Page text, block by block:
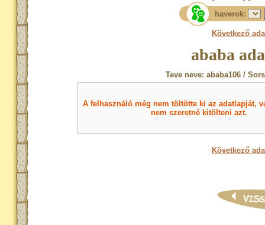
haverok:
Következő
ababa
Teve neve: ababa106 /
A felhasználó még nem töltötte ki az adatlapját,
nem szeretné kitölteni azt.
Következő